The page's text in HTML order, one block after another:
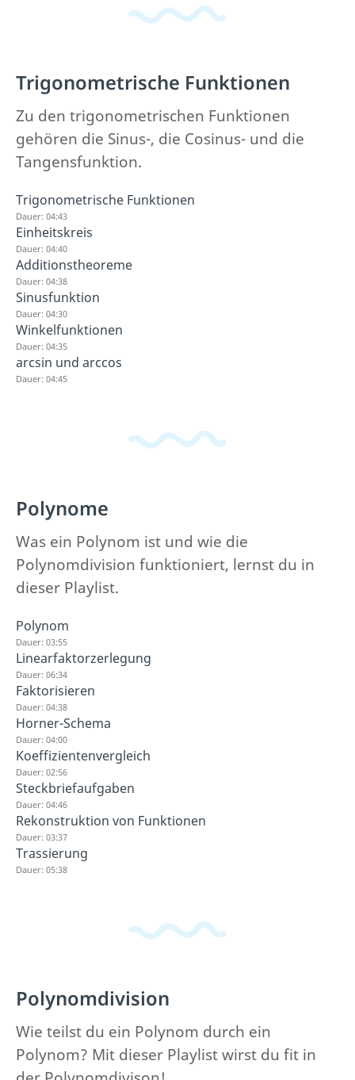
Trigonometrische Funktionen
Zu den trigonometrischen Funktionen
gehören die Sinus-, die Cosinus- und die
Tangensfunktion.
Trigonometrische Funktionen
Dauer: 04:43
Einheitskreis
Dauer: 04:40
Additionstheoreme
Dauer: 04:38
Sinusfunktion
Dauer: 04:30
Winkelfunktionen
Dauer: 04:35
arcsin und arccos
Dauer: 04:45
Polynome
Was ein Polynom ist und wie die
Polynomdivision funktioniert, lernst du in
dieser Playlist.
Polynom
Dauer: 03:55
Linearfaktorzerlegung
Dauer: 06:34
Faktorisieren
Dauer: 04:38
Horner-Schema
Dauer: 04:00
Koeffizientenvergleich
Dauer: 02:56
Steckbriefaufgaben
Dauer: 04:46
Rekonstruktion von Funktionen
Dauer: 03:37
Trassierung
Dauer: 05:38
Polynomdivision
Wie teilst du ein Polynom durch ein
Polynom? Mit dieser Playlist wirst du fit in